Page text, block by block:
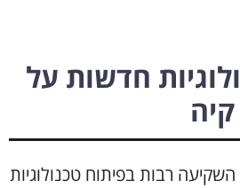
חדשות על
רבות בפיתוח טכנולוגיות